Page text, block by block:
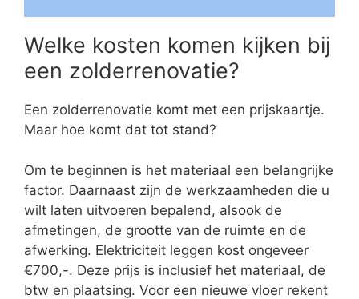
Welke kosten komen kijken bij
een zolderrenovatie?
Een zolderrenovatie komt met een prijskaartje.
Maar hoe komt dat tot stand?
Om te beginnen is het materiaal een belangrijke
factor. Daarnaast zijn de werkzaamheden die u
wilt laten uitvoeren bepalend, alsook de
afmetingen, de grootte van de ruimte en de
afwerking. Elektriciteit leggen kost ongeveer
€700,-. Deze prijs is inclusief het materiaal, de
btw en plaatsing. Voor een nieuwe vloer rekent